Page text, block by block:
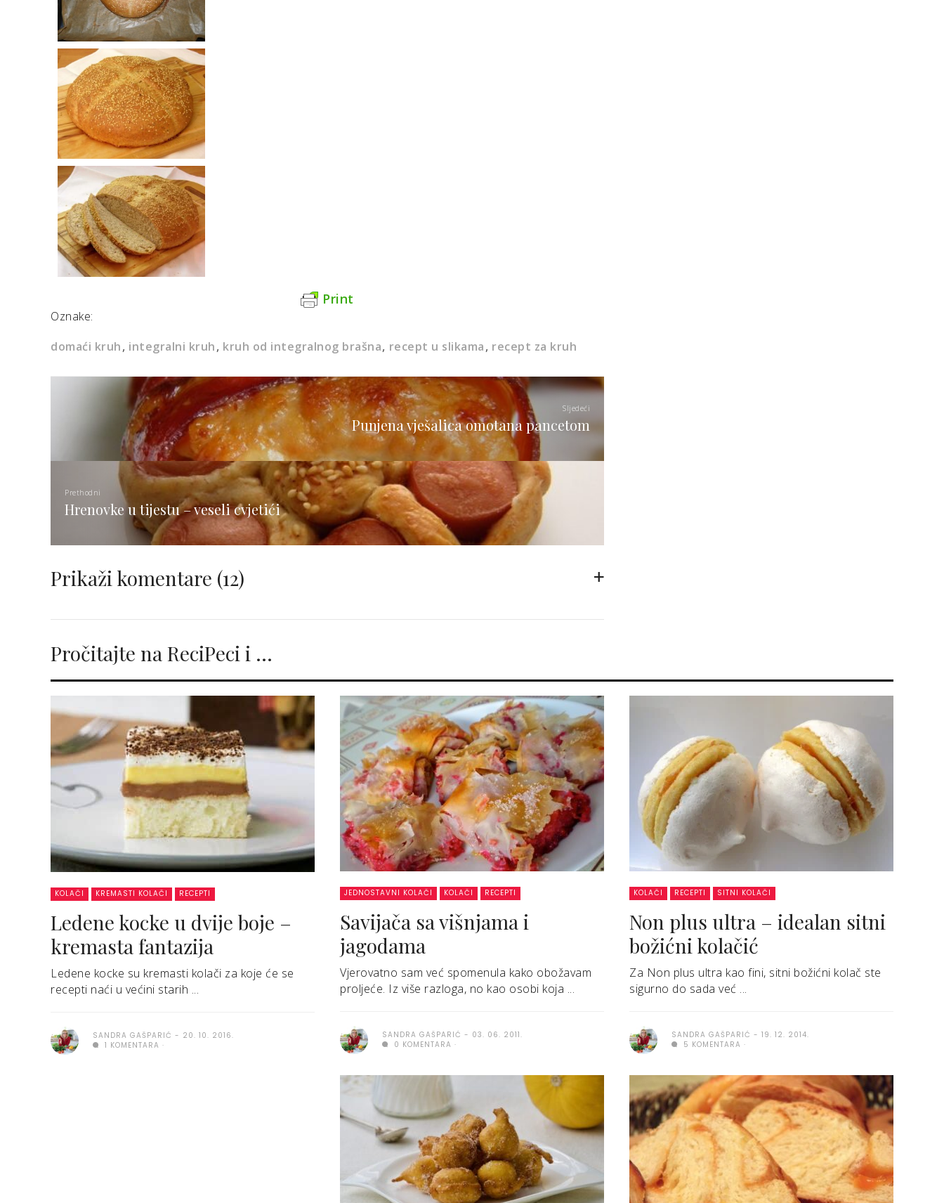
Print
Oznake:
domaći kruh integralni kruh kruh od integralnog brašna recept u slikama recept za kruh
Sljedeći
Punjena vješalica omotana pancetom
Prethodni
Hrenovke u tijestu – veseli cvjetići
Prikaži komentare (12)
Pročitajte na ReciPeci i …
KOLAČI KREMASTI KOLAČI RECEPTI
Ledene kocke u dvije boje –
kremasta fantazija
Ledene kocke su kremasti kolači za koje će se
recepti naći u većini starih ...
SANDRA GAŠPARIĆ
20. 10. 2016.
1 KOMENTARA
JEDNOSTAVNI KOLAČI KOLAČI RECEPTI
Savijača sa višnjama i
jagodama
Vjerovatno sam već spomenula kako obožavam
proljeće. Iz više razloga, no kao osobi koja ...
SANDRA GAŠPARIĆ
03. 06. 2011.
0 KOMENTARA
KOLAČI RECEPTI SITNI KOLAČI
Non plus ultra – idealan sitni
božićni kolačić
Za Non plus ultra kao fini, sitni božićni kolač ste
sigurno do sada već ...
SANDRA GAŠPARIĆ
19. 12. 2014.
5 KOMENTARA